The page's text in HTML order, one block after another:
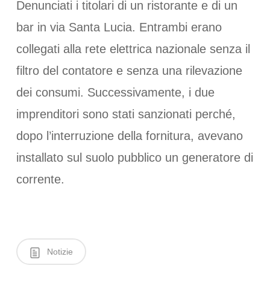
Denunciati i titolari di un ristorante e di un
bar in via Santa Lucia. Entrambi erano
collegati alla rete elettrica nazionale senza il
filtro del contatore e senza una rilevazione
dei consumi. Successivamente, i due
imprenditori sono stati sanzionati perché,
dopo l’interruzione della fornitura, avevano
installato sul suolo pubblico un generatore di
corrente.
Notizie